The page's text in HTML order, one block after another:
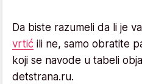
Da biste razumeli da li je
vrtić ili ne, samo obratite
koji se navode u tabeli
detstrana.ru.